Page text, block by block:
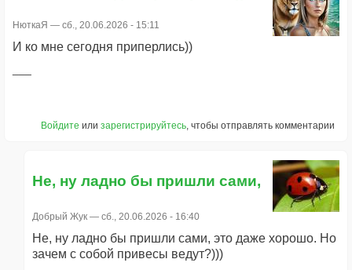
НюткаЯ — сб., 20.06.2026 - 15:11
И ко мне сегодня приперлись))
Войдите или зарегистрируйтесь, чтобы отправлять комментарии
Не, ну ладно бы пришли сами,
Добрый Жук — сб., 20.06.2026 - 16:40
Не, ну ладно бы пришли сами, это даже хорошо. Но
зачем с собой привесы ведут?)))